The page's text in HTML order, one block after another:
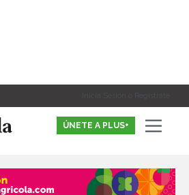
Inicia Sesión o Registrate
ÚNETE A PLUS+